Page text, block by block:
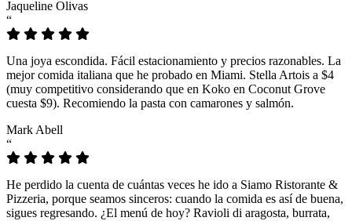
Jaqueline Olivas
“
Una joya escondida. Fácil estacionamiento y precios razonables. La
mejor comida italiana que he probado en Miami. Stella Artois a $4
(muy competitivo considerando que en Koko en Coconut Grove
cuesta $9). Recomiendo la pasta con camarones y salmón.
Mark Abell
“
He perdido la cuenta de cuántas veces he ido a Siamo Ristorante &
Pizzeria, porque seamos sinceros: cuando la comida es así de buena,
sigues regresando. ¿El menú de hoy? Ravioli di aragosta, burrata,